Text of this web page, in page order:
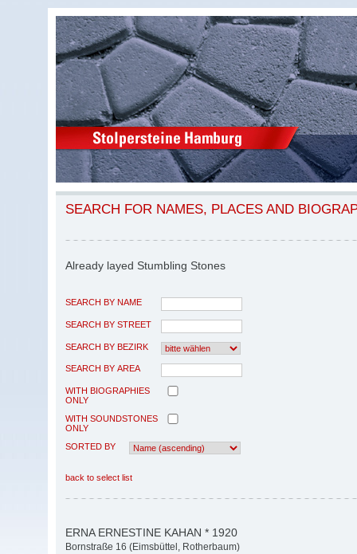
SEARCH FOR NAMES, PLACES AND
Already layed Stumbling Stones
SEARCH BY NAME
SEARCH BY STREET
SEARCH BY BEZIRK
SEARCH BY AREA
WITH BIOGRAPHIES
ONLY
WITH SOUNDSTONES
ONLY
SORTED BY
back to select list
ERNA ERNESTINE KAHAN * 1920
Bornstraße 16 (Eimsbüttel, Rotherbaum)